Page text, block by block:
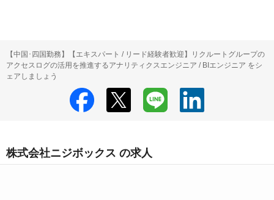
【中国･四国勤務】【エキスパート / リード経験者歓迎】リクルートグループの
アクセスログの活用を推進するアナリティクスエンジニア / BIエンジニア をシ
ェアしましょう
株式会社ニジボックス の求人